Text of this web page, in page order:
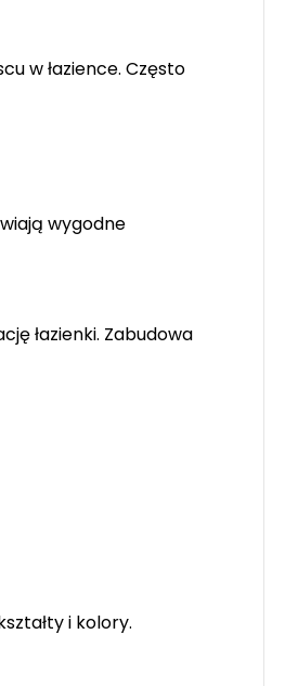
w łazience. Często
wygodne
łazienki. Zabudowa
i kolory.